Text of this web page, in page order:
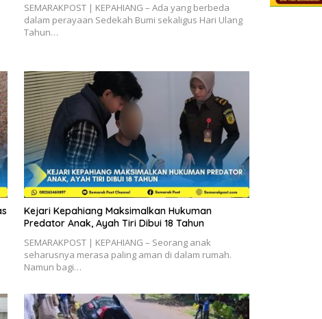
SEMARAKPOST | KEPAHIANG – Ada yang berbeda
dalam perayaan Sedekah Bumi sekaligus Hari Ulang
Tahun…
Kejari Kepahiang Maksimalkan Hukuman
Predator Anak, Ayah Tiri Dibui 18 Tahun
SEMARAKPOST | KEPAHIANG – Seorang anak
seharusnya merasa paling aman di dalam rumah.
Namun bagi…